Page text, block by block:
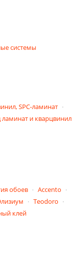
системы
SPC-ламинат
и кварцвинил
обоев
Accento
Teodoro
клей